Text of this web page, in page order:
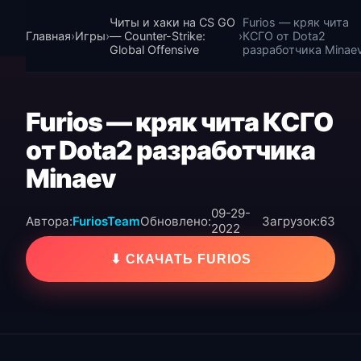
Главная›Игры›
Читы и хаки на CS GO
— Counter-Strike:
Global Offensive
›
Furios — кряк чита
КСГО от Dota2
разработчика
Furios — кряк чита КСГО
от Dota2 разработчика
Minaev
Автора:FuriosTeamОбновлено:09-29-
2022
Загрузок:63
⬇ СКАЧАТЬ FURIOS